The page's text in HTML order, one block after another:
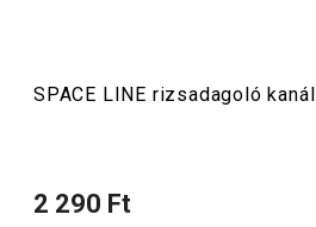
SPACE LINE rizsadagoló kanál
2 290 Ft